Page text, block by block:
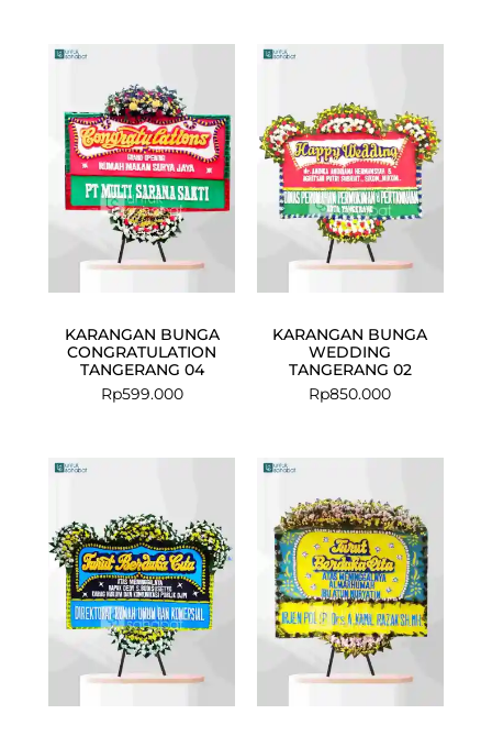
KARANGAN BUNGA
CONGRATULATION
TANGERANG 04
Rp599.000
KARANGAN BUNGA
WEDDING
TANGERANG 02
Rp850.000